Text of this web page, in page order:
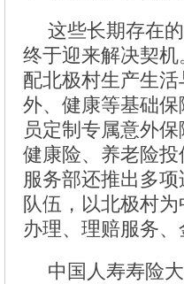
这些长期存在
终于迎来解决契
配北极村生产生
外、健康等基础
员定制专属意外
健康险、养老险投
服务部还推出多
队伍，以北极村
办理、理赔服务
中国人寿寿险